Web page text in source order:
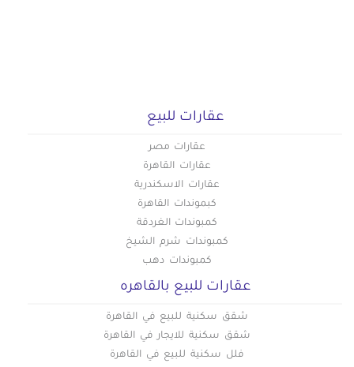
عقارات للبيع
عقارات مصر
عقارات القاهرة
عقارات الاسكندرية
كبموندات القاهرة
كمبوندات الغردقة
كمبوندات شرم الشيخ
كمبوندات دهب
عقارات للبيع بالقاهره
شقق سكنية للبيع في القاهرة
شقق سكنية للايجار في القاهرة
فلل سكنية للبيع في القاهرة